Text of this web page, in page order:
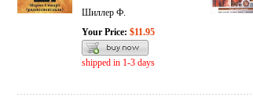
Шиллер Ф.
Your Price: $11.95
shipped in 1-3 days